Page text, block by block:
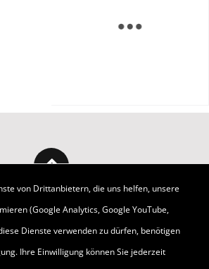
von Drittanbietern, die uns helfen, unsere
(Google Analytics, Google YouTube,
Dienste verwenden zu dürfen, benötigen
Ihre Einwilligung können Sie jederzeit